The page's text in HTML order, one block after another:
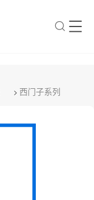
> 西门子系列